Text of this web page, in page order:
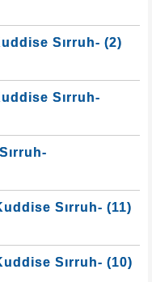
Sırruh- (2)
Sırruh-
Sırruh- (11)
Sırruh- (10)